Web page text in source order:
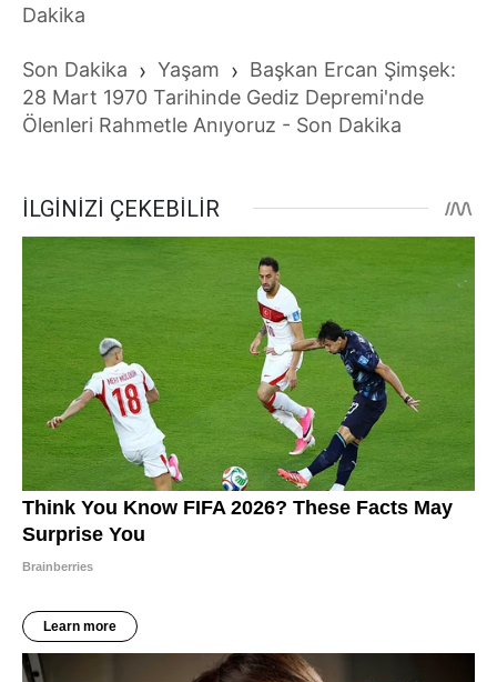
Dakika
Son Dakika › Yaşam › Başkan Ercan Şimşek:
28 Mart 1970 Tarihinde Gediz Depremi'nde
Ölenleri Rahmetle Anıyoruz - Son Dakika